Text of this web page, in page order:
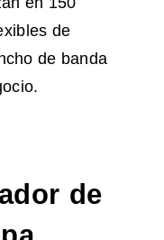
de
de banda
de